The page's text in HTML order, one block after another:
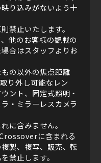
り込みがないよう十
禁止いたします。
他のお客様の観戦の
合はスタッフよりお
の以外の焦点距離
り外し可能なレン
ント、固定式照明・
・ミラーレスカメラ
に含みません。
に含まれる
製、複写、販売、転
禁止します。